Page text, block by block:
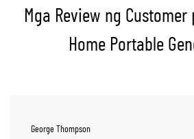
Mga Review ng
Home Portable
George Thompson